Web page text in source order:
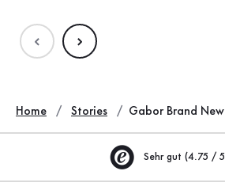
Home Stories Gabor Brand New
Sehr gut (4.75 /